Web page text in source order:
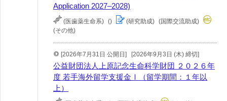
Application 2027–2028)
(医歯薬生命系) () (研究助成) (国際交流助成)
(その他)
[2026年7月31日 公開日] [2026年9月3日 (木) 締切]
公益財団法人上原記念生命科学財団 ２０２６年
度 若手海外留学支援金Ⅰ（留学期間：１年以
上）